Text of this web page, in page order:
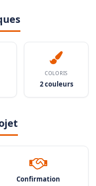
COLORIS
2 couleurs
Confirmation